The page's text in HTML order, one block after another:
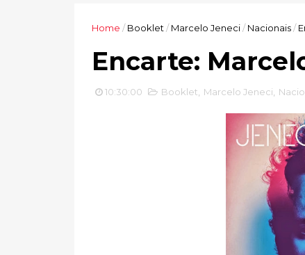
Home / Booklet / Marcelo Jeneci/ Nacionais/
Encarte:
10:30:00 Booklet Marcelo Jeneci